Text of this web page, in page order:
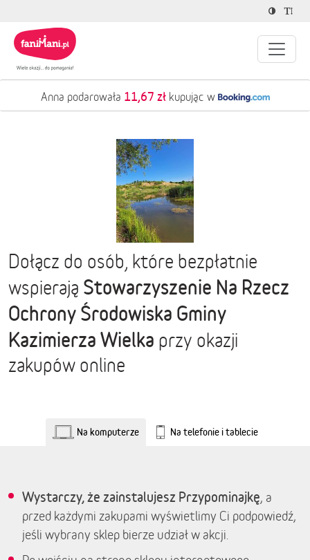
Anna podarowała 11,67 złkupując w
Dołącz do osób, które bezpłatnie
wspierają Stowarzyszenie Na Rzecz
Ochrony Środowiska Gminy
Kazimierza Wielka przy okazji
zakupów online
Na komputerze Na telefonie i tablecie
Wystarczy, że zainstalujesz Przypominajkę, a
przed każdymi zakupami wyświetlimy Ci podpowiedź,
jeśli wybrany sklep bierze udział w akcji.